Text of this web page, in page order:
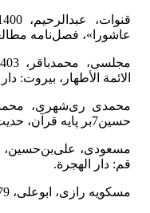
عاشورا»، فصل‌نامه
الائمة الأطهار، بیروت:
حسین7بر پایه قرآن، حدیث و تاریخ، قم: دار الحدیث.
قم: دار الهجرة.
مسکویه رازی، ابوعلی، 1379، تجارب الأمم، تهران: سروش.